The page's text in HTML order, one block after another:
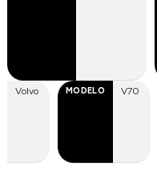
Volvo MODELO V70